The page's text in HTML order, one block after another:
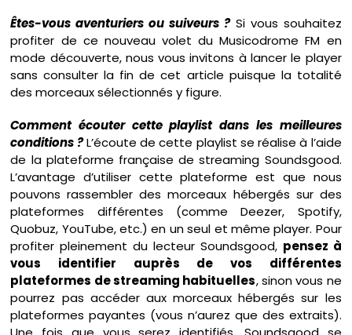
Êtes-vous aventuriers ou suiveurs ?Si vous souhaitez
profiter de ce nouveau volet du Musicodrome FM en
mode découverte, nous vous invitons à lancer le player
sans consulter la fin de cet article puisque la totalité
des morceaux sélectionnés y figure.
Comment écouter cette playlist dans les meilleures
conditions ?L’écoute de cette playlist se réalise à l’aide
de la plateforme française de streaming Soundsgood.
L’avantage d’utiliser cette plateforme est que nous
pouvons rassembler des morceaux hébergés sur des
plateformes différentes (comme Deezer, Spotify,
Quobuz, YouTube, etc.) en un seul et même player. Pour
profiter pleinement du lecteur Soundsgood, pensez à
vous identifier auprès de vos différentes
plateformes de streaming habituelles, sinon vous ne
pourrez pas accéder aux morceaux hébergés sur les
plateformes payantes (vous n’aurez que des extraits).